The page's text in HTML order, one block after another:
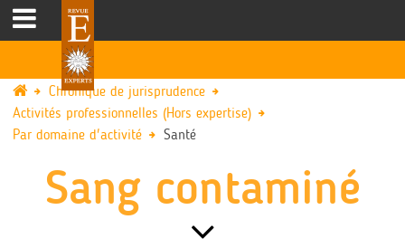
Chronique de jurisprudence
Activités professionnelles (Hors expertise)
Par domaine d'activité
Santé
Sang contaminé